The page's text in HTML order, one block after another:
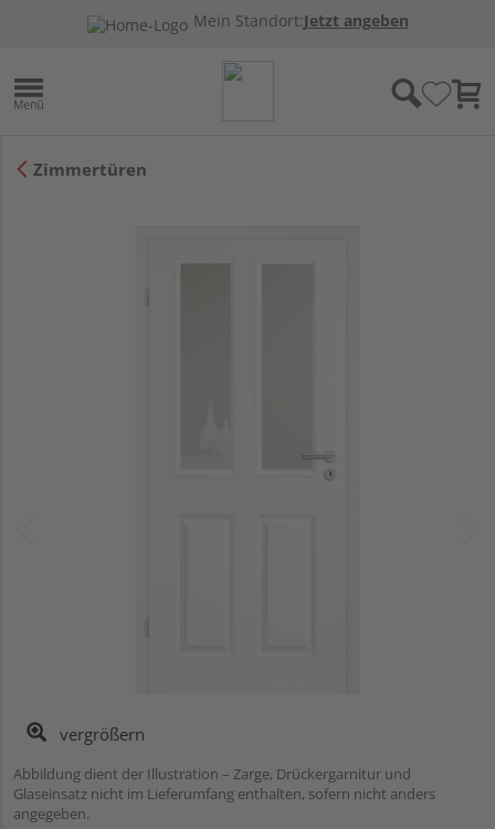
Mein Standort:Jetzt angeben
Zimmertüren
vergrößern
Abbildung dient der Illustration – Zarge, Drückergarnitur und
Glaseinsatz nicht im Lieferumfang enthalten, sofern nicht anders
angegeben.